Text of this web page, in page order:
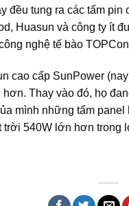
đều tung ra các tấm
Huasun và công ty ít
nghệ tế bào
cao cấp SunPower
Thay vào đó, họ
mình những tấm
540W lớn hơn trong